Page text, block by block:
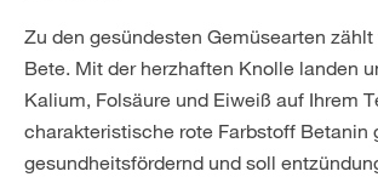
Zu den gesündesten Gemüsearten
Bete. Mit der herzhaften Knolle landen
Kalium, Folsäure und Eiweiß auf Ihrem
charakteristische rote Farbstoff Betanin
gesundheitsfördernd und soll